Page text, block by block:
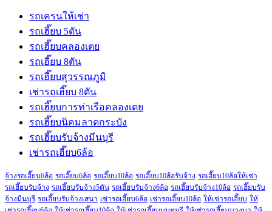
รถเครนให้เช่า
รถเฮี๊ยบ 5ตัน
รถเฮี๊ยบคลองเตย
รถเฮี๊ยบ 8ตัน
รถเฮี๊ยบสุวรรณภูมิ
เช่ารถเฮี๊ยบ 8ตัน
รถเฮี๊ยบการท่าเรือคลองเตย
รถเฮี๊ยบนิคมลาดกระบัง
รถเฮี๊ยบรับจ้างมีนบุรี
เช่ารถเฮี๊ยบ6ล้อ
จ้างรถเฮี๊ยบ6ล้อ รถเฮี๊ยบ6ล้อ รถเฮี๊ยบ10ล้อ รถเฮี๊ยบ10ล้อรับจ้าง รถเฮี๊ยบ10ล้อให้เช่า
รถเฮี๊ยบรับจ้าง รถเฮี๊ยบรับจ้าง5ตัน รถเฮี๊ยบรับจ้าง6ล้อ รถเฮี๊ยบรับจ้าง10ล้อ รถเฮี๊ยบรับ
จ้างมีนบุรี รถเฮี๊ยบรับจ้างเสนา เช่ารถเฮี๊ยบ6ล้อ เช่ารถเฮี๊ยบ10ล้อ ให้เช่ารถเฮี๊ยบ ให้